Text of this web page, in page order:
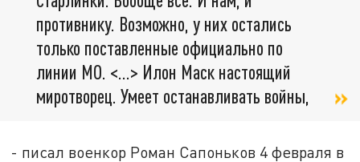
противнику. Возможно, у них остались
только поставленные официально по
линии МО. <…> Илон Маск настоящий
миротворец. Умеет останавливать войны,
- писал военкор Роман Сапоньков 4 февраля в